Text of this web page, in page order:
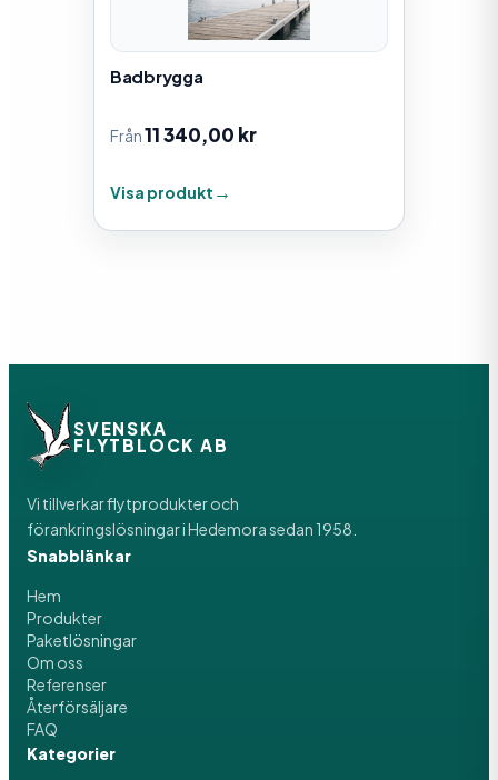
Badbrygga
Från11 340,00 kr
Visa produkt
SVENSKA
FLYTBLOCK AB
Vi tillverkar flytprodukter och
förankringslösningar i Hedemora sedan 1958.
Snabblänkar
Hem
Produkter
Paketlösningar
Om oss
Referenser
Återförsäljare
FAQ
Kategorier